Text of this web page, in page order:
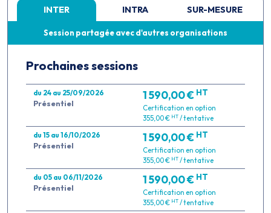
INTER INTRA SUR-MESURE
Session partagée avec d'autres organisations
Prochaines sessions
du 24 au 25/09/2026
Présentiel
1 590,00 € HT
Certification en option
355,00 € HT/ tentative
du 15 au 16/10/2026
Présentiel
1 590,00 € HT
Certification en option
355,00 € HT/ tentative
du 05 au 06/11/2026
Présentiel
1 590,00 € HT
Certification en option
355,00 € HT/ tentative